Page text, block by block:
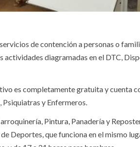
de contención a personas o
actividades diagramadas en el DTC,
es completamente gratuita y cuenta
y Enfermeros.
Pintura, Panadería y
Deportes, que funciona en el mismo